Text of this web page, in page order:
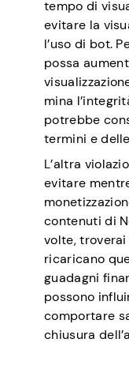
tempo di
evitare la
l’uso di bot.
possa
mina
potrebbe
termini e
L’altra
evitare
contenuti di
volte,
ricaricano
guadagni
possono
comportare
chiusura